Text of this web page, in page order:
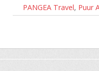
PANGEA Travel, Puur